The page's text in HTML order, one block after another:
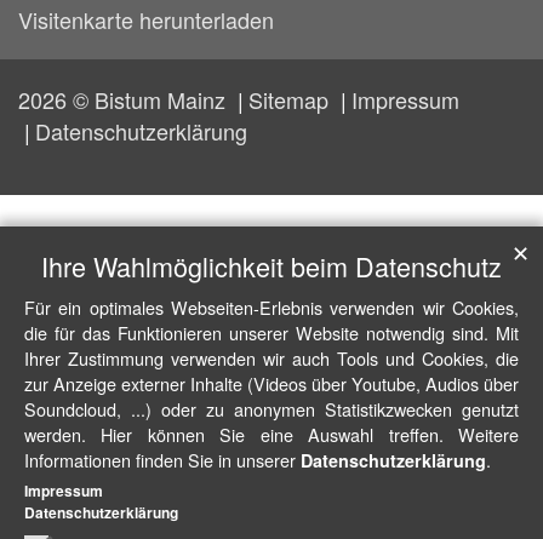
Visitenkarte herunterladen
2026 © Bistum Mainz Sitemap
Impressum
Datenschutzerklärung
Ihre Wahlmöglichkeit beim Datenschutz
Für ein optimales Webseiten-Erlebnis verwenden wir Cookies,
die für das Funktionieren unserer Website notwendig sind. Mit
Ihrer Zustimmung verwenden wir auch Tools und Cookies, die
zur Anzeige externer Inhalte (Videos über Youtube, Audios über
Soundcloud, ...) oder zu anonymen Statistikzwecken genutzt
werden. Hier können Sie eine Auswahl treffen. Weitere
Informationen finden Sie in unserer Datenschutzerklärung.
✕
Impressum
Datenschutzerklärung